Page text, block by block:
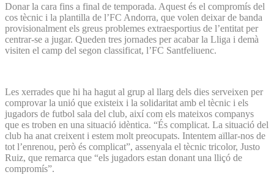
Donar la cara fins a final de temporada. Aquest és el compromís del
cos tècnic i la plantilla de l’FC Andorra, que volen deixar de banda
provisionalment els greus problemes extraesportius de l’entitat per
centrar-se a jugar. Queden tres jornades per acabar la Lliga i demà
visiten el camp del segon classificat, l’FC Santfeliuenc.
Les xerrades que hi ha hagut al grup al llarg dels dies serveixen per
comprovar la unió que existeix i la solidaritat amb el tècnic i els
jugadors de futbol sala del club, així com els mateixos companys
que es troben en una situació idèntica. “És complicat. La situació del
club ha anat creixent i estem molt preocupats. Intentem aïllar-nos de
tot l’enrenou, però és complicat”, assenyala el tècnic tricolor, Justo
Ruiz, que remarca que “els jugadors estan donant una lliçó de
compromís”.